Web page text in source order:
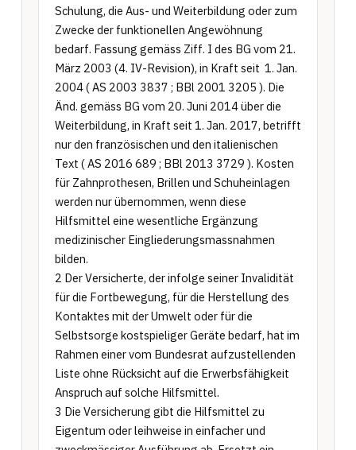
Schulung, die Aus- und Weiterbildung oder zum
Zwecke der funktionellen Angewöhnung
bedarf. Fassung gemäss Ziff. I des BG vom 21.
März 2003 (4. IV-Revision), in Kraft seit  1. Jan.
2004 ( AS 2003 3837 ; BBl 2001 3205 ). Die
Änd. gemäss BG vom 20. Juni 2014 über die
Weiterbildung, in Kraft seit 1. Jan. 2017, betrifft
nur den französischen und den italienischen
Text ( AS 2016 689 ; BBl 2013 3729 ). Kosten
für Zahnprothesen, Brillen und Schuheinlagen
werden nur übernommen, wenn diese
Hilfsmittel eine wesentliche Ergänzung
medizinischer Eingliederungsmassnahmen
bilden.
2 Der Versicherte, der infolge seiner Invalidität
für die Fortbewegung, für die Herstellung des
Kontaktes mit der Umwelt oder für die
Selbstsorge kostspieliger Geräte bedarf, hat im
Rahmen einer vom Bundesrat aufzustellenden
Liste ohne Rücksicht auf die Erwerbsfähigkeit
Anspruch auf solche Hilfsmittel.
3 Die Versicherung gibt die Hilfsmittel zu
Eigentum oder leihweise in einfacher und